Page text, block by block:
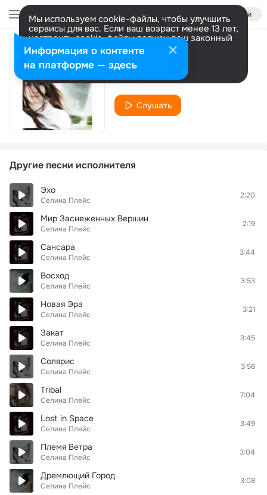
Войти
Мы используем cookie-файлы, чтобы улучшить
сервисы для вас. Если ваш возраст менее 13 лет,
настроить cookie-файлы должен ваш законный
представитель. Больше информации
Разрешить все Настроить
Племя Земли
Селина Плейс
Слушать
Другие песни исполнителя
Эхо
Селина Плейс
2:20
Мир Заснеженных Вершин
Селина Плейс
2:19
Сансара
Селина Плейс
3:44
Восход
Селина Плейс
3:53
Новая Эра
Селина Плейс
3:21
Закат
Селина Плейс
3:45
Солярис
Селина Плейс
3:56
Tribal
Селина Плейс
7:04
Lost in Space
Селина Плейс
3:49
Племя Ветра
Селина Плейс
3:04
Дремлющий Город
Селина Плейс
3:08
Информация о контенте
на платформе — здесь